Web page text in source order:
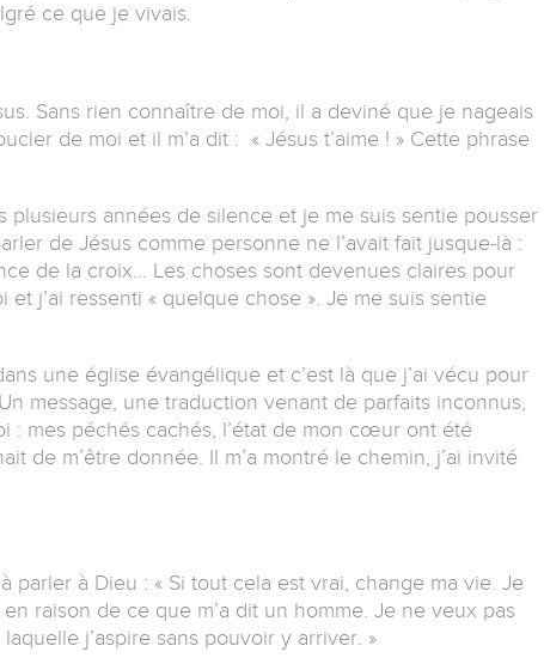
ce que je vivais.
Sans rien connaître de moi, il a deviné que je nageais
de moi et il m’a dit : « Jésus t’aime ! » Cette phrase
plusieurs années de silence et je me suis sentie pousser
de Jésus comme personne ne l’avait fait jusque-là :
de la croix… Les choses sont devenues claires pour
j’ai ressenti « quelque chose ». Je me suis sentie
une église évangélique et c’est là que j’ai vécu pour
message, une traduction venant de parfaits inconnus,
: mes péchés cachés, l’état de mon cœur ont été
de m’être donnée. Il m’a montré le chemin, j’ai invité
parler à Dieu : « Si tout cela est vrai, change ma vie. Je
raison de ce que m’a dit un homme. Je ne veux pas
j’aspire sans pouvoir y arriver. »